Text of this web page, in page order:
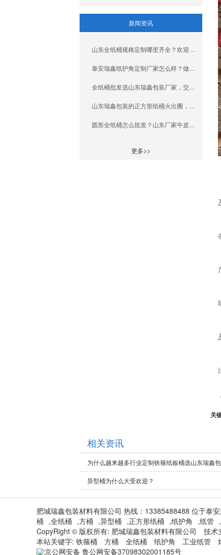
关
新闻资讯
山东全纸桶规格定制哪里齐全？欢迎来瑞鑫包装厂家
泰安瑞鑫纸护角定制厂家怎么样？做包装的人都在悄悄对比
全纸桶批发选山东瑞鑫包装厂家，交期快售后好
山东瑞鑫包装的正方形纸桶火出圈，厂家直接销售还便宜！
圆形全纸桶怎么批发？山东厂家牛皮纸桶选购全解析
更多>>
相关资讯
为什么越来越多行业定制铁箍纸板桶选山东瑞鑫
异型桶为什么大受欢迎？
肥城瑞鑫包装材料有限公司 热线：13385488488 位于泰
桶 ,全纸桶 ,方桶 ,异型桶 ,正方形纸桶 ,纸护角 ,纸管 ,
CopyRight © 版权所有: 肥城瑞鑫包装材料有限公司 技术
本站关键字: 铁箍桶 方桶 全纸桶 纸护角 工业纸管
京公网安备 鲁公网安备37098302001185号